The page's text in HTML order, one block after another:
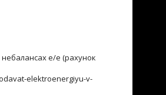
небалансах е/е (рахунок
elektroenergiyu-v-